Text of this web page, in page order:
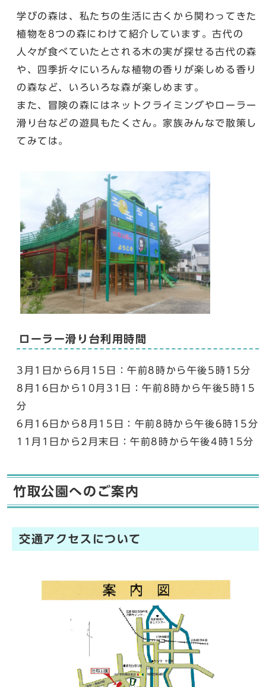
学びの森は、私たちの生活に古くから関わってきた
植物を8つの森にわけて紹介しています。古代の
人々が食べていたとされる木の実が探せる古代の森
や、四季折々にいろんな植物の香りが楽しめる香り
の森など、いろいろな森が楽しめます。
また、冒険の森にはネットクライミングやローラー
滑り台などの遊具もたくさん。家族みんなで散策し
てみては。
ローラー滑り台利用時間
3月1日から6月15日：午前8時から午後5時15分
8月16日から10月31日：午前8時から午後5時15
分
6月16日から8月15日：午前8時から午後6時15分
11月1日から2月末日：午前8時から午後4時15分
竹取公園へのご案内
交通アクセスについて